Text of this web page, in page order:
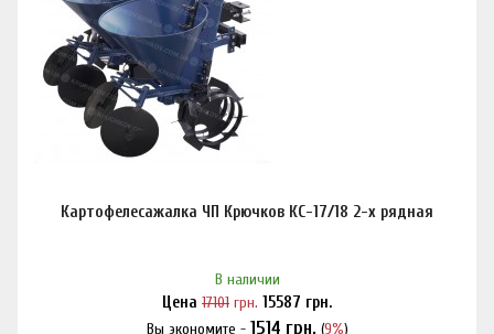
Картофелесажалка ЧП Крючков КС-17/18 2-х рядная
В наличии
Цена 17101 грн. 15587 грн.
Вы экономите - 1514 грн. (9%)
Нашли дешевле?